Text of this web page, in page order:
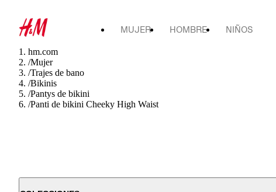
MUJER HOMBRE NIÑOS
hm.com
/Mujer
/Trajes de bano
/Bikinis
/Pantys de bikini
/Panti de bikini Cheeky High Waist